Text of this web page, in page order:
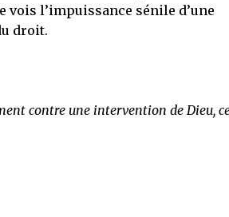
vois l’impuissance sénile d’une
droit.
contre une intervention de Dieu,